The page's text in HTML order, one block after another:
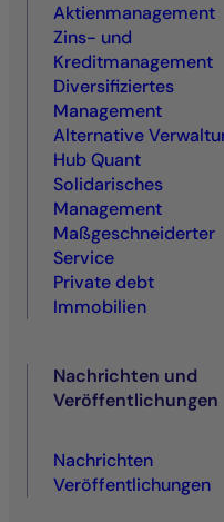
Aktienmanagement
Zins- und
Kreditmanagement
Diversifiziertes
Management
Alternative
Hub Quant
Solidarisches
Management
Maßgeschneiderter
Service
Private debt
Immobilien
Nachrichten und
Veröffentlichungen
Nachrichten
Veröffentlichungen